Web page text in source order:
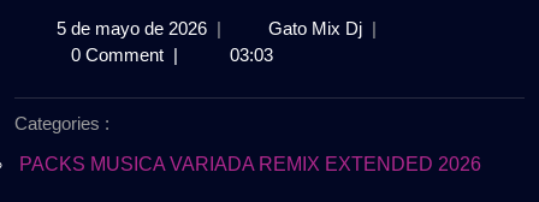
5 de mayo de 20265 | Gato Mix DjDJ
PACK
|
0 Comment | 03:03
Categories :
PACKS MUSICA VARIADA REMIX EXTENDED 2026